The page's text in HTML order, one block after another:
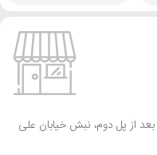
ابوذر، بعد از پل دوم، نبش خیابان علی